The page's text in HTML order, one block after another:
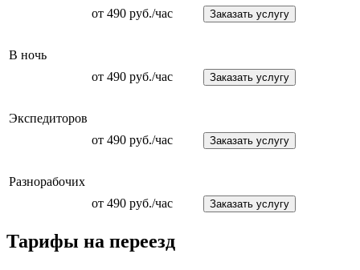
от 490 руб./час
Заказать услугу
В ночь
от 490 руб./час
Заказать услугу
Экспедиторов
от 490 руб./час
Заказать услугу
Разнорабочих
от 490 руб./час
Заказать услугу
Тарифы на переезд